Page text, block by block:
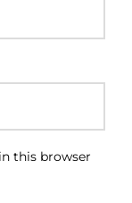
this browser